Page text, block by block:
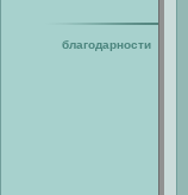
благодарности